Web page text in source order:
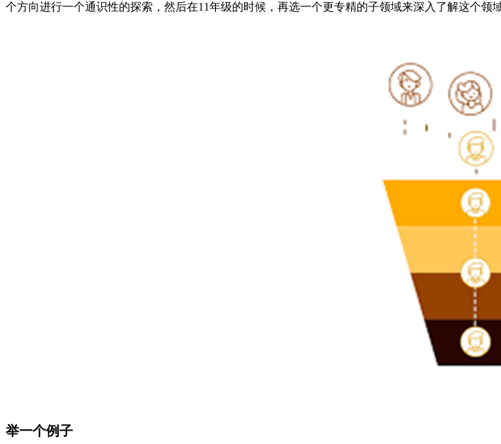
个方向进行一个通识性的探索，然后在11年级的时候，再选一个更专精的子领域来深入了解这个领
举一个例子